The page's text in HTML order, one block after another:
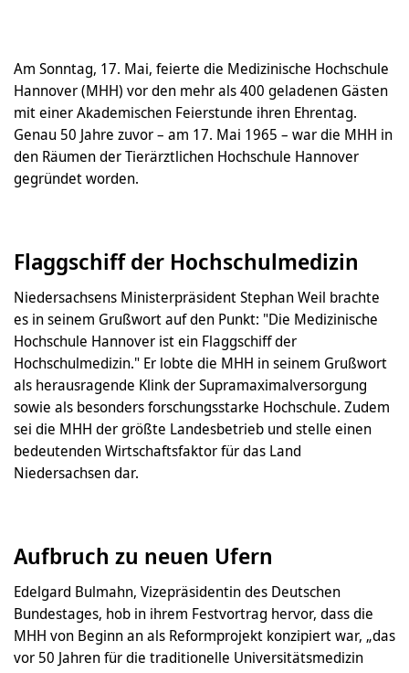
Am Sonntag, 17. Mai, feierte die Medizinische Hochschule
Hannover (MHH) vor den mehr als 400 geladenen Gästen
mit einer Akademischen Feierstunde ihren Ehrentag.
Genau 50 Jahre zuvor – am 17. Mai 1965 – war die MHH in
den Räumen der Tierärztlichen Hochschule Hannover
gegründet worden.
Flaggschiff der Hochschulmedizin
Niedersachsens Ministerpräsident Stephan Weil brachte
es in seinem Grußwort auf den Punkt: "Die Medizinische
Hochschule Hannover ist ein Flaggschiff der
Hochschulmedizin." Er lobte die MHH in seinem Grußwort
als herausragende Klink der Supramaximalversorgung
sowie als besonders forschungsstarke Hochschule. Zudem
sei die MHH der größte Landesbetrieb und stelle einen
bedeutenden Wirtschaftsfaktor für das Land
Niedersachsen dar.
Aufbruch zu neuen Ufern
Edelgard Bulmahn, Vizepräsidentin des Deutschen
Bundestages, hob in ihrem Festvortrag hervor, dass die
MHH von Beginn an als Reformprojekt konzipiert war, „das
vor 50 Jahren für die traditionelle Universitätsmedizin